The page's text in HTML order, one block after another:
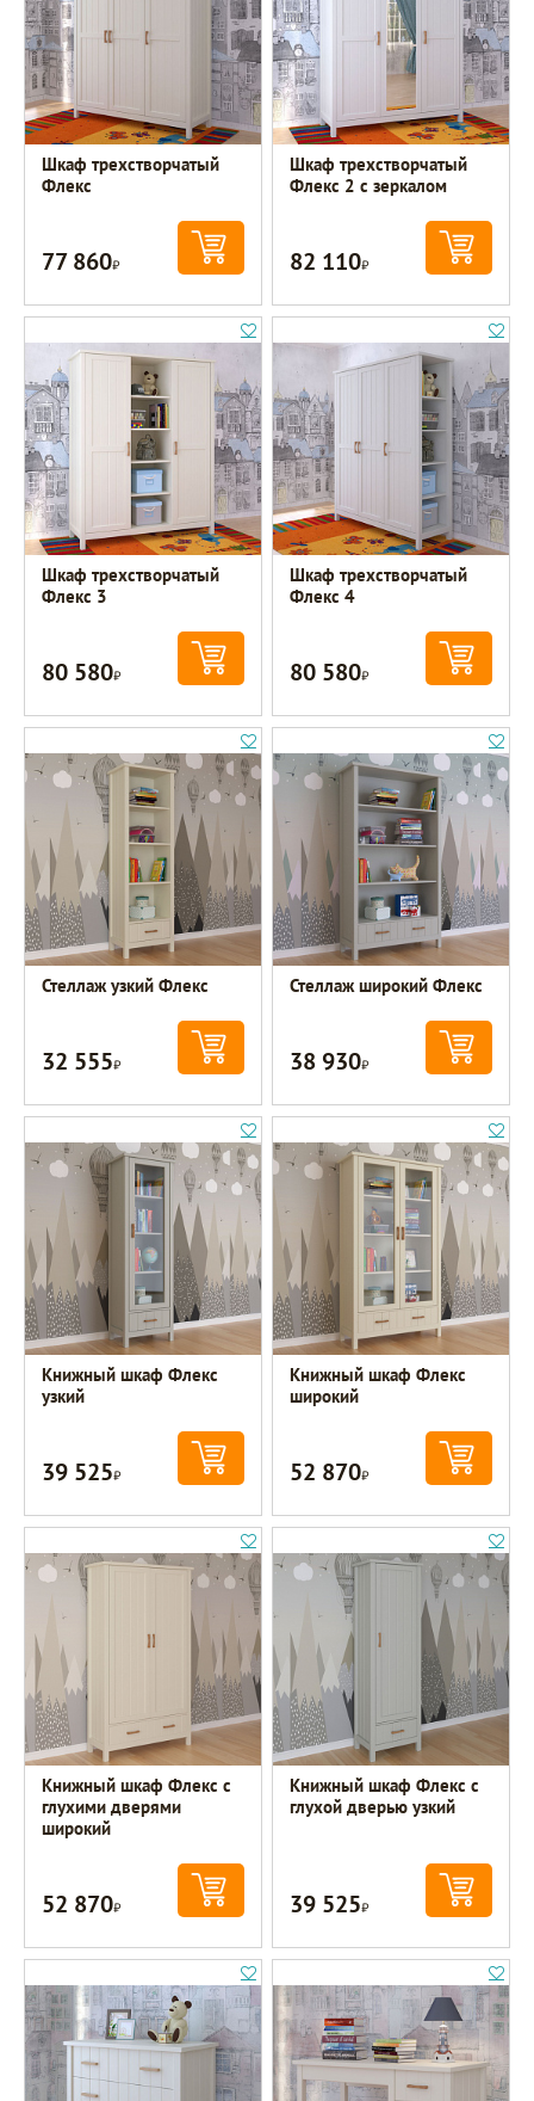
Шкаф трехстворчатый
Флекс
77 860Р
Шкаф трехстворчатый
Флекс 2 с зеркалом
82 110Р
Шкаф трехстворчатый
Флекс 3
80 580Р
Шкаф трехстворчатый
Флекс 4
80 580Р
Стеллаж узкий Флекс
32 555Р
Стеллаж широкий Флекс
38 930Р
Книжный шкаф Флекс
узкий
39 525Р
Книжный шкаф Флекс
широкий
52 870Р
Книжный шкаф Флекс с
глухими дверями
широкий
52 870Р
Книжный шкаф Флекс с
глухой дверью узкий
39 525Р